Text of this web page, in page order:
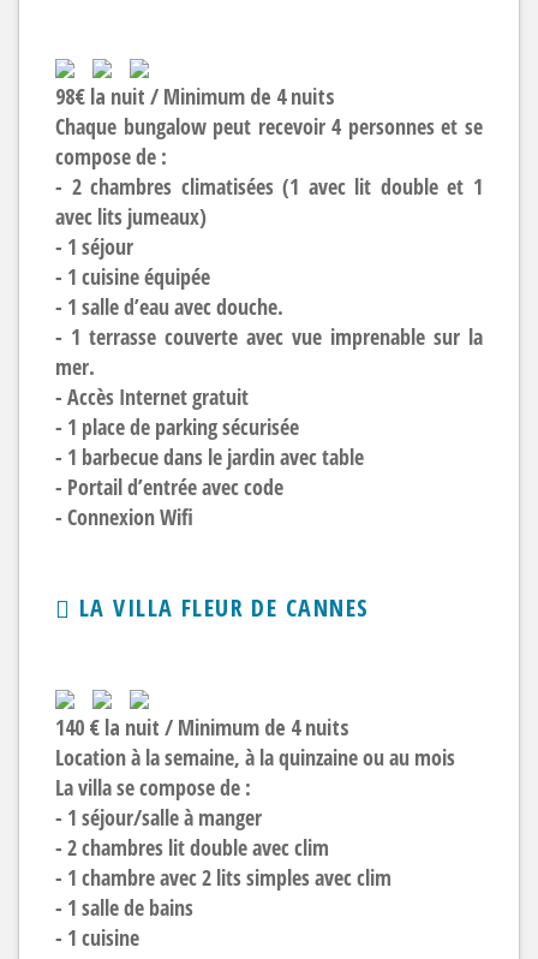
98€ la nuit / Minimum de 4 nuits
Chaque bungalow peut recevoir 4 personnes et se
compose de :
- 2 chambres climatisées (1 avec lit double et 1
avec lits jumeaux)
- 1 séjour
- 1 cuisine équipée
- 1 salle d’eau avec douche.
- 1 terrasse couverte avec vue imprenable sur la
mer.
- Accès Internet gratuit
- 1 place de parking sécurisée
- 1 barbecue dans le jardin avec table
- Portail d’entrée avec code
- Connexion Wifi
LA VILLA FLEUR DE CANNES
140 € la nuit / Minimum de 4 nuits
Location à la semaine, à la quinzaine ou au mois
La villa se compose de :
- 1 séjour/salle à manger
- 2 chambres lit double avec clim
- 1 chambre avec 2 lits simples avec clim
- 1 salle de bains
- 1 cuisine